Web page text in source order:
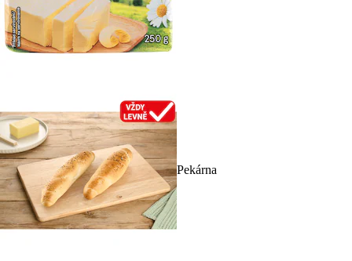
Pekárna